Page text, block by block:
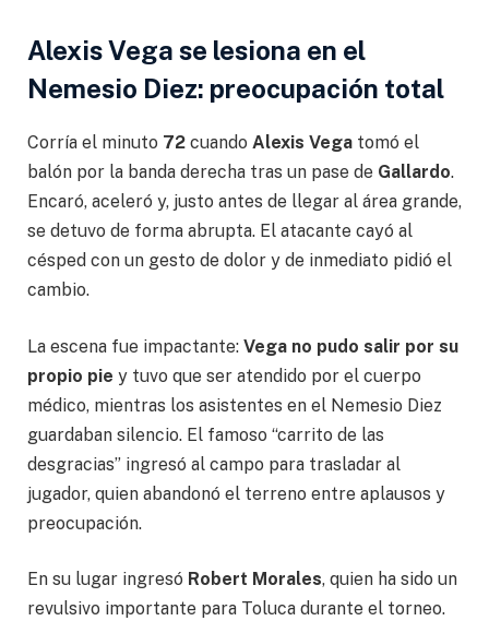
Alexis Vega se lesiona en el
Nemesio Diez: preocupación total
Corría el minuto 72 cuando Alexis Vega tomó el
balón por la banda derecha tras un pase de Gallardo.
Encaró, aceleró y, justo antes de llegar al área grande,
se detuvo de forma abrupta. El atacante cayó al
césped con un gesto de dolor y de inmediato pidió el
cambio.
La escena fue impactante: Vega no pudo salir por su
propio pie y tuvo que ser atendido por el cuerpo
médico, mientras los asistentes en el Nemesio Diez
guardaban silencio. El famoso “carrito de las
desgracias” ingresó al campo para trasladar al
jugador, quien abandonó el terreno entre aplausos y
preocupación.
En su lugar ingresó Robert Morales, quien ha sido un
revulsivo importante para Toluca durante el torneo.